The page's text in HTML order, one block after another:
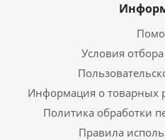
Условия
Информация о товарных
Политика обработки
Правила